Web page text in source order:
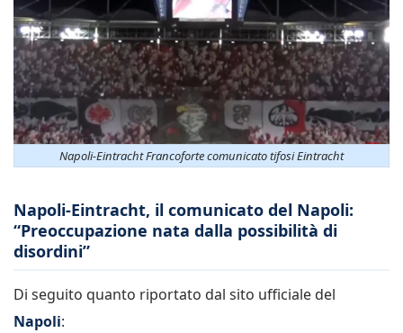
Napoli-Eintracht Francoforte comunicato tifosi Eintracht
Napoli-Eintracht, il comunicato del Napoli:
“Preoccupazione nata dalla possibilità di
disordini”
Di seguito quanto riportato dal sito ufficiale del
Napoli: